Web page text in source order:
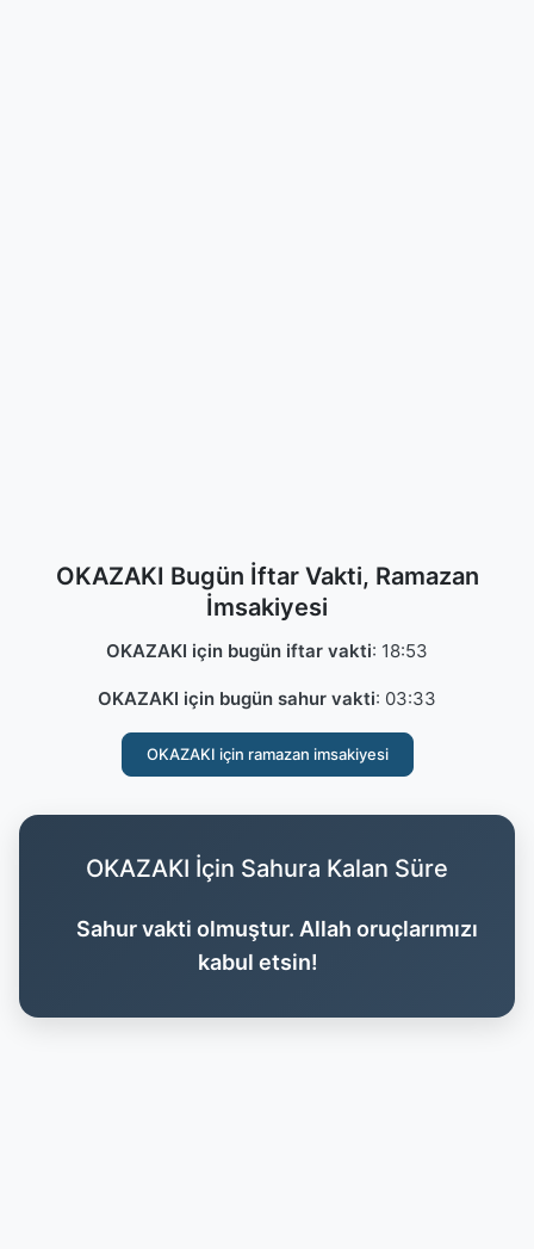
OKAZAKI Bugün İftar Vakti, Ramazan
İmsakiyesi
OKAZAKI için bugün iftar vakti: 18:53
OKAZAKI için bugün sahur vakti: 03:33
OKAZAKI için ramazan imsakiyesi
OKAZAKI İçin Sahura Kalan Süre
Sahur vakti olmuştur. Allah oruçlarımızı
kabul etsin!